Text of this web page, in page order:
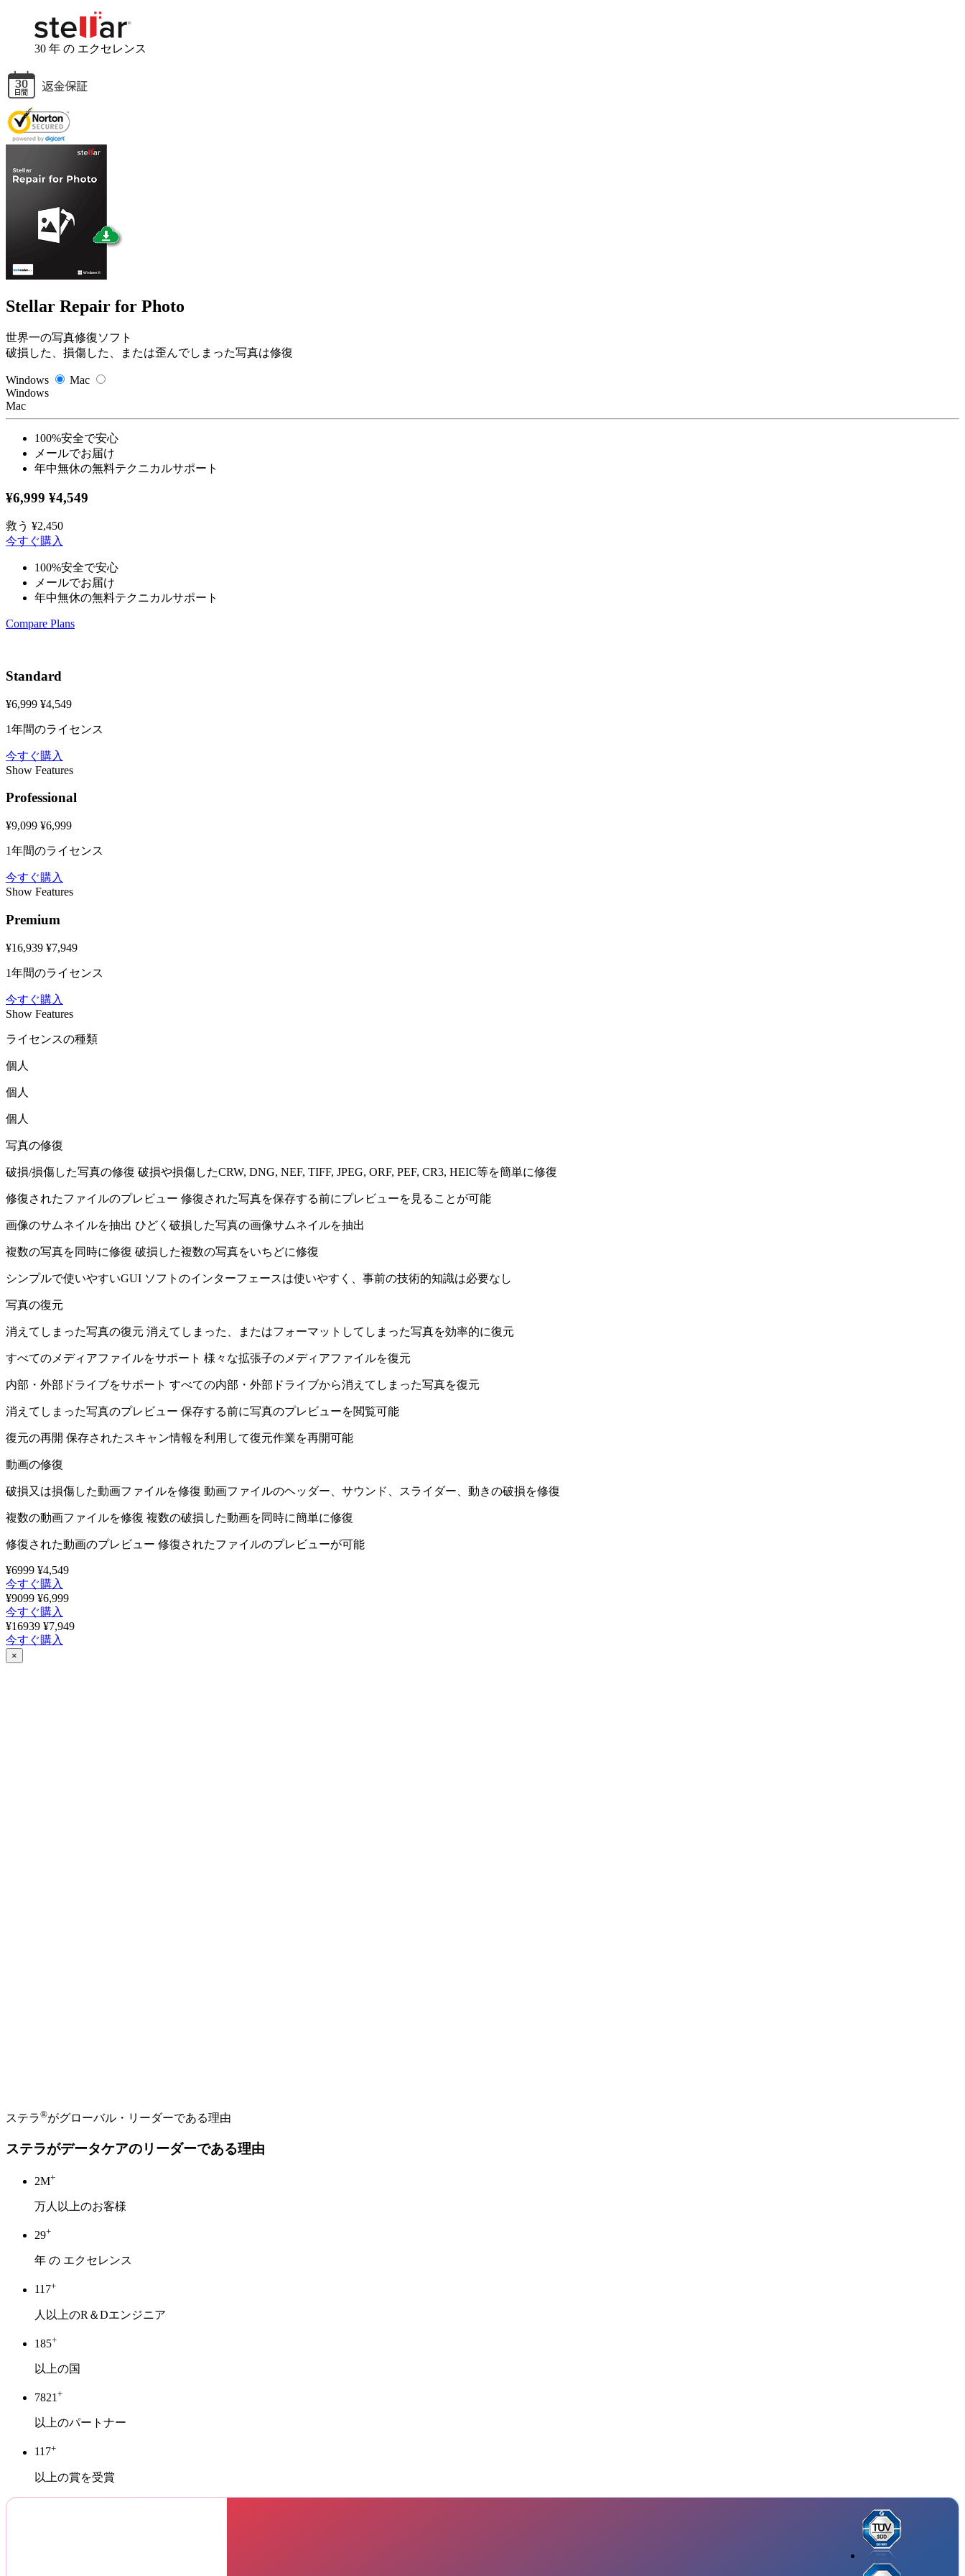
30 年 の エクセレンス
Stellar Repair for Photo
世界一の写真修復ソフト
破損した、損傷した、または歪んでしまった写真は修復
Windows
Mac
Windows
Mac
100%安全で安心
メールでお届け
年中無休の無料テクニカルサポート
¥6,999 ¥4,549
救う ¥2,450
今すぐ購入
100%安全で安心
メールでお届け
年中無休の無料テクニカルサポート
Compare Plans
Standard
¥6,999 ¥4,549
1年間のライセンス
今すぐ購入
Show Features
Professional
¥9,099 ¥6,999
1年間のライセンス
今すぐ購入
Show Features
Premium
¥16,939 ¥7,949
1年間のライセンス
今すぐ購入
Show Features
ライセンスの種類
個人
個人
個人
写真の修復
破損/損傷した写真の修復 破損や損傷したCRW, DNG, NEF, TIFF, JPEG, ORF, PEF, CR3, HEIC等を簡単に修復
修復されたファイルのプレビュー 修復された写真を保存する前にプレビューを見ることが可能
画像のサムネイルを抽出 ひどく破損した写真の画像サムネイルを抽出
複数の写真を同時に修復 破損した複数の写真をいちどに修復
シンプルで使いやすいGUI ソフトのインターフェースは使いやすく、事前の技術的知識は必要なし
写真の復元
消えてしまった写真の復元 消えてしまった、またはフォーマットしてしまった写真を効率的に復元
すべてのメディアファイルをサポート 様々な拡張子のメディアファイルを復元
内部・外部ドライブをサポート すべての内部・外部ドライブから消えてしまった写真を復元
消えてしまった写真のプレビュー 保存する前に写真のプレビューを閲覧可能
復元の再開 保存されたスキャン情報を利用して復元作業を再開可能
動画の修復
破損又は損傷した動画ファイルを修復 動画ファイルのヘッダー、サウンド、スライダー、動きの破損を修復
複数の動画ファイルを修復 複数の破損した動画を同時に簡単に修復
修復された動画のプレビュー 修復されたファイルのプレビューが可能
¥6999 ¥4,549
今すぐ購入
¥9099 ¥6,999
今すぐ購入
¥16939 ¥7,949
今すぐ購入
×
ステラ®がグローバル・リーダーである理由
ステラがデータケアのリーダーである理由
3M+
万人以上のお客様
30+
年 の エクセレンス
120+
人以上のR＆Dエンジニア
190+
以上の国
8000+
以上のパートナー
120+
以上の賞を受賞